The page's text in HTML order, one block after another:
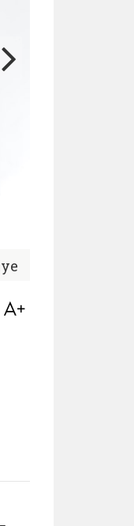
Bağlantıyı aç